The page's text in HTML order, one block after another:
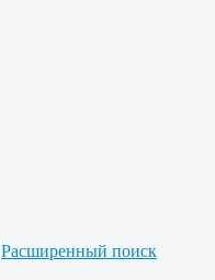
Расширенный поиск